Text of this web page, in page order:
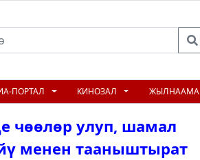
ПОРТАЛ КИНОЗАЛ ЖЫЛНААМА
чөөлөр улуп, шамал
менен тааныштырат